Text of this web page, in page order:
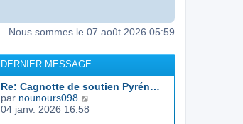
Nous sommes le 07 août 2026 05:59
DERNIER MESSAGE
Re: Cagnotte de soutien Pyrén…
par nounours098
04 janv. 2026 16:58